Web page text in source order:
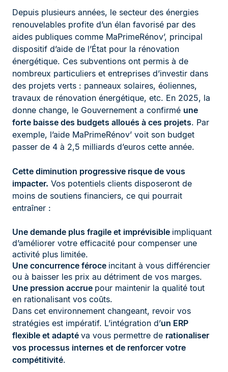
Depuis plusieurs années, le secteur des énergies
renouvelables profite d’un élan favorisé par des
aides publiques comme MaPrimeRénov’, principal
dispositif d’aide de l’État pour la rénovation
énergétique. Ces subventions ont permis à de
nombreux particuliers et entreprises d’investir dans
des projets verts : panneaux solaires, éoliennes,
travaux de rénovation énergétique, etc. En 2025, la
donne change, le Gouvernement a confirmé une
forte baisse des budgets alloués à ces projets. Par
exemple, l’aide MaPrimeRénov’ voit son budget
passer de 4 à 2,5 milliards d’euros cette année.
Cette diminution progressive risque de vous
impacter. Vos potentiels clients disposeront de
moins de soutiens financiers, ce qui pourrait
entraîner :
Une demande plus fragile et imprévisible impliquant
d’améliorer votre efficacité pour compenser une
activité plus limitée.
Une concurrence féroce incitant à vous différencier
ou à baisser les prix au détriment de vos marges.
Une pression accrue pour maintenir la qualité tout
en rationalisant vos coûts.
Dans cet environnement changeant, revoir vos
stratégies est impératif. L’intégration d’un ERP
flexible et adapté va vous permettre de rationaliser
vos processus internes et de renforcer votre
compétitivité.